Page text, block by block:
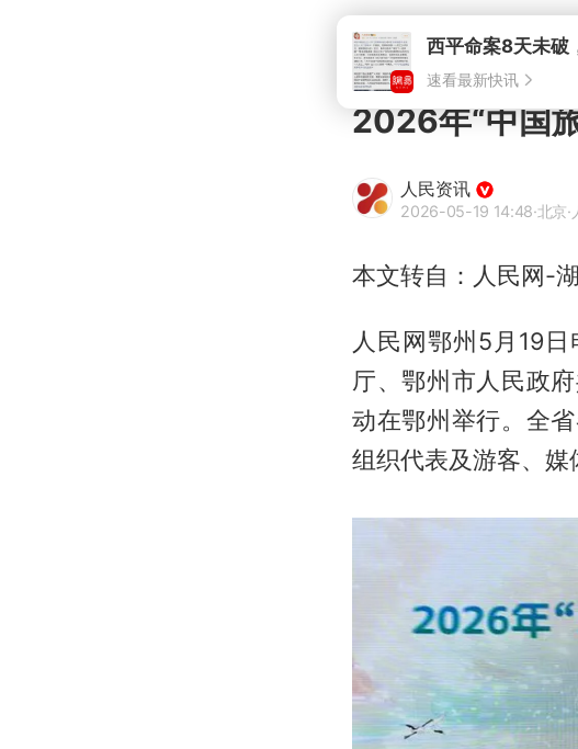
西平命案8天未破
速看最新快讯
2026年“中国
人民资讯
2026-05-19 14:48·北京
本文转自：人民网-
人民网鄂州5月19
厅、鄂州市人民政
动在鄂州举行。全
组织代表及游客、媒